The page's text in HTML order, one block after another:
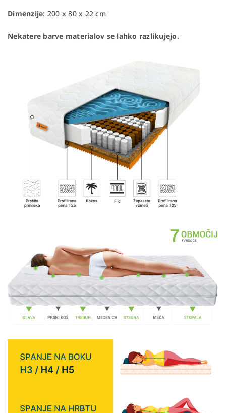
Dimenzije: 200 x 80 x 22 cm
Nekatere barve materialov se lahko razlikujejo.